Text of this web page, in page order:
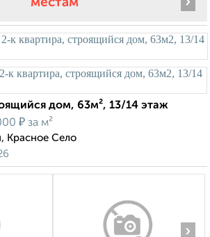
местам
дом, 63м², 13/14 этаж
₽ за м²
Красное Село
›